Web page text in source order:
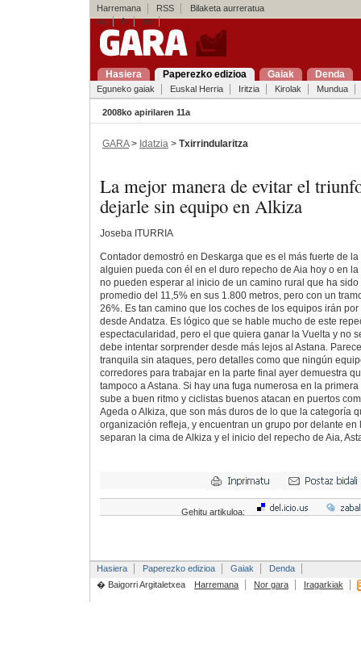
Harremana RSS
Bilaketa aurreratua
es
fr en
Hasiera Paperezko edizioa Gaiak Denda
Eguneko gaiak Euskal Herria Iritzia Kirolak Mundua
2008ko apirilaren 11a
GARA> Idatzia > Txirrindularitza
La mejor manera de evitar el
dejarle sin equipo en Alkiza
Joseba ITURRIA
Contador demostró en Deskarga que es el más fuerte de
alguien pueda con él en el duro repecho de Aia hoy o en
no pueden esperar al inicio de un camino rural que ha
promedio del 11,5% en sus 1.800 metros, pero con un
26%. Es tan camino que los coches de los equipos irán
desde Andatza. Es lógico que se hable mucho de este
espectacularidad, pero el que quiera ganar la Vuelta y no
debe intentar sorprender desde más lejos al Astana.
tranquila sin ataques, pero detalles como que ningún
corredores para trabajar en la parte final ayer demuestra
tampoco a Astana. Si hay una fuga numerosa en la
sube a buen ritmo y ciclistas buenos atacan en puertos
Ageda o Alkiza, que son más duros de lo que la categoría
organización refleja, y encuentran un grupo por delante en
separan la cima de Alkiza y el inicio del repecho de Aia,
Gehitu artikuloa:
Hasiera Paperezko edizioa Gaiak
Denda
� Baigorri Argitaletxea
Harremana Nor gara Iragarkiak